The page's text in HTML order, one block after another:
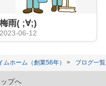
梅雨( ;∀;)
2023-06-12
ホーム（創業56年） ブログ一覧
プへ